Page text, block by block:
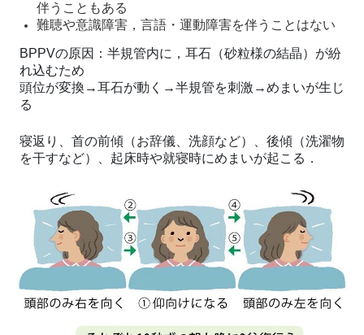
伴うこともある
難聴や意識障害，言語・運動障害を伴うことはない
BPPVの原因：半規管内に，耳石（砂粒様の結晶）が紛
れ込むため
頭位が変換→耳石が動く→半規管を刺激→めまいが生じ
る
寝返り、首の前傾（お辞儀、洗顔など）、後傾（洗濯物
を干すなど）、起床時や就寝時にめまいが起こる．